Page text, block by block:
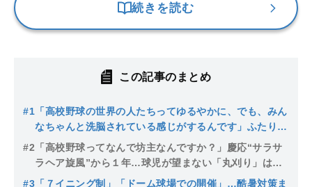
続きを読む
この記事のまとめ
#1 「高校野球の世界の人たちってゆるやかに、でも、みん
なちゃんと洗脳されている感じがするんです」ふたりの
作家が語った高校野球への逡巡と違和感＜早見和真×中
村計＞
#2 「高校野球ってなんで坊主なんですか？」慶応“サラサ
ラヘア旋風”から１年…球児が望まない「丸刈り」は人
権侵害か
#3 「７イニング制」「ドーム球場での開催」…酷暑対策ま